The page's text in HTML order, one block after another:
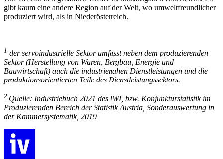
gibt kaum eine andere Region auf der Welt, wo umweltfreundlicher
produziert wird, als in Niederösterreich.
1 der servoindustrielle Sektor umfasst neben dem produzierenden
Sektor (Herstellung von Waren, Bergbau, Energie und
Bauwirtschaft) auch die industrienahen Dienstleistungen und die
produktionsorientierten Teile des Dienstleistungssektors.
2 Quelle: Industriebuch 2021 des IWI, bzw. Konjunkturstatistik im
Produzierenden Bereich der Statistik Austria, Sonderauswertung in
der Kammersystematik, 2019